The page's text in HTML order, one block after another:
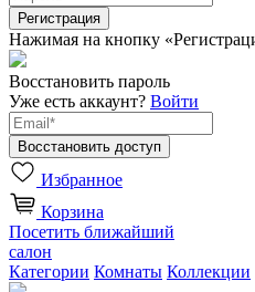
Нажимая на кнопку
Восстановить пароль
Уже есть аккаунт? Войти
Избранное
Корзина
Посетить ближайший
салон
Категории Комнаты Коллекции